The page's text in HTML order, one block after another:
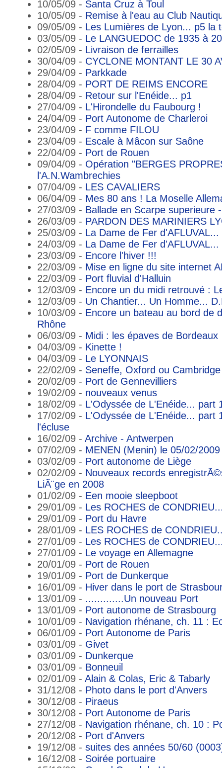
10/05/09 - Santa Cruz à Toul
10/05/09 - Remise à l'eau au Club
09/05/09 - Les Lumières de Lyon... p5 la
03/05/09 - Le LANGUEDOC de 1935 à
02/05/09 - Livraison de ferrailles
30/04/09 - CYCLONE MONTANT LE 30
29/04/09 - Parkkade
28/04/09 - PORT DE REIMS ENCORE
28/04/09 - Retour sur l'Enéide... p1
27/04/09 - L'Hirondelle du Faubourg !
24/04/09 - Port Autonome de Charleroi
23/04/09 - F comme FILOU
23/04/09 - Escale à Mâcon sur Saône
22/04/09 - Port de Rouen
09/04/09 - Opération "BERGES
l'A.N.Wambrechies
07/04/09 - LES CAVALIERS
06/04/09 - Mes 80 ans ! La Moselle
27/03/09 - Ballade en Scarpe superieure
26/03/09 - PARDON DES MARINIERS
25/03/09 - La Dame de Fer d'AFLUVAL...
24/03/09 - La Dame de Fer d'AFLUVAL...
23/03/09 - Encore l'hiver !!!
22/03/09 - Mise en ligne du site internet
22/03/09 - Port fluvial d'Halluin
12/03/09 - Encore un du midi retrouvé :
12/03/09 - Un Chantier... Un Homme...
10/03/09 - Encore un bateau au bord de
Rhône
06/03/09 - Midi : les épaves de Bordeaux
04/03/09 - Kinette !
04/03/09 - Le LYONNAIS
22/02/09 - Seneffe, Oxford ou
20/02/09 - Port de Gennevilliers
19/02/09 - nouveaux venus
18/02/09 - L'Odyssée de L'Enéide... part
17/02/09 - L'Odyssée de L'Enéide... part
l'écluse
16/02/09 - Archive - Antwerpen
07/02/09 - MENEN (Menin) le 05/02/
03/02/09 - Port autonome de Liège
02/02/09 - Nouveaux records
LiÃ¨ge en 2008
01/02/09 - Een mooie sleepboot
29/01/09 - Les ROCHES de
29/01/09 - Port du Havre
28/01/09 - LES ROCHES de
27/01/09 - Les ROCHES de
27/01/09 - Le voyage en Allemagne
20/01/09 - Port de Rouen
19/01/09 - Port de Dunkerque
16/01/09 - Hiver dans le port de
13/01/09 - .............Un nouveau Port
13/01/09 - Port autonome de Strasbourg
10/01/09 - Navigation rhénane, ch. 11 :
06/01/09 - Port Autonome de Paris
03/01/09 - Givet
03/01/09 - Dunkerque
03/01/09 - Bonneuil
02/01/09 - Alain & Colas, Eric & Tabarly
31/12/08 - Photo dans le port d'Anvers
30/12/08 - Piraeus
30/12/08 - Port Autonome de Paris
27/12/08 - Navigation rhénane, ch. 10 :
20/12/08 - Port d'Anvers
19/12/08 - suites des années 50/60
16/12/08 - Soirée portuaire